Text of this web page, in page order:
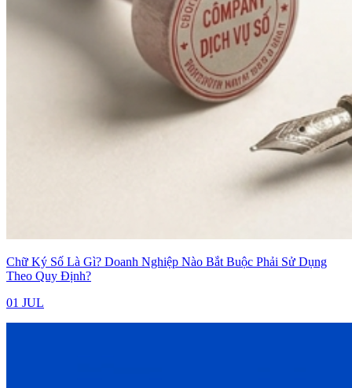
Chữ Ký Số Là Gì? Doanh Nghiệp Nào Bắt Buộc Phải Sử Dụng
Theo Quy Định?
01 JUL